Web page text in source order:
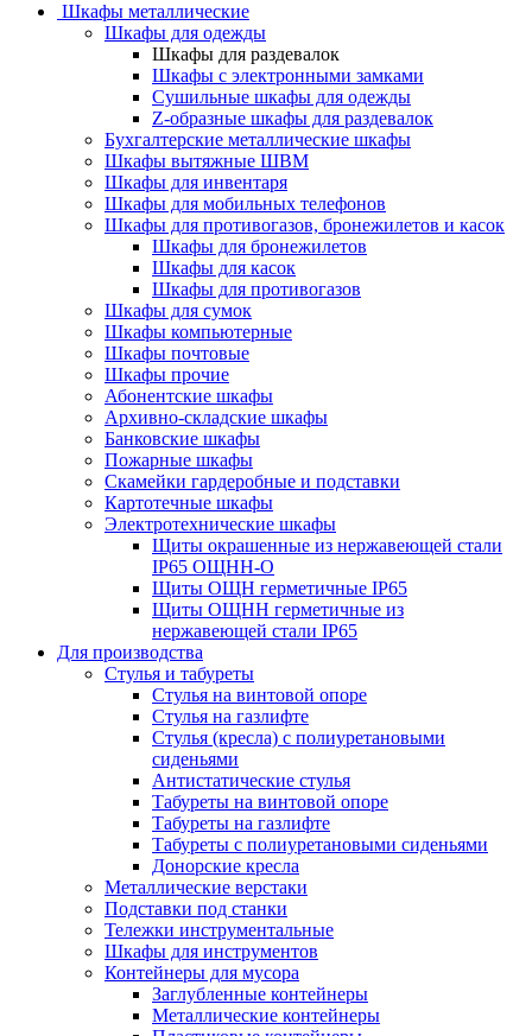
Шкафы металлические
Шкафы для одежды
Шкафы для раздевалок
Шкафы с электронными замками
Cушильные шкафы для одежды
Z-образные шкафы для раздевалок
Бухгалтерские металлические шкафы
Шкафы вытяжные ШВМ
Шкафы для инвентаря
Шкафы для мобильных телефонов
Шкафы для противогазов, бронежилетов и касок
Шкафы для бронежилетов
Шкафы для касок
Шкафы для противогазов
Шкафы для сумок
Шкафы компьютерные
Шкафы почтовые
Шкафы прочие
Абонентские шкафы
Архивно-складские шкафы
Банковские шкафы
Пожарные шкафы
Скамейки гардеробные и подставки
Картотечные шкафы
Электротехнические шкафы
Щиты окрашенные из нержавеющей стали
IP65 ОЩНН-О
Щиты ОЩН герметичные IP65
Щиты ОЩНН герметичные из
нержавеющей стали IP65
Для производства
Стулья и табуреты
Стулья на винтовой опоре
Стулья на газлифте
Стулья (кресла) с полиуретановыми
сиденьями
Антистатические стулья
Табуреты на винтовой опоре
Табуреты на газлифте
Табуреты с полиуретановыми сиденьями
Донорские кресла
Металлические верстаки
Подставки под станки
Тележки инструментальные
Шкафы для инструментов
Контейнеры для мусора
Заглубленные контейнеры
Металлические контейнеры